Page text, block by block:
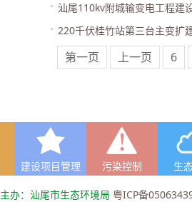
汕尾110kv附城输变电工程建
220千伏桂竹站第三台主变扩
第一页 上一页 6
建设项目管理 污染控制 生
主办：汕尾市生态环境局粤ICP备